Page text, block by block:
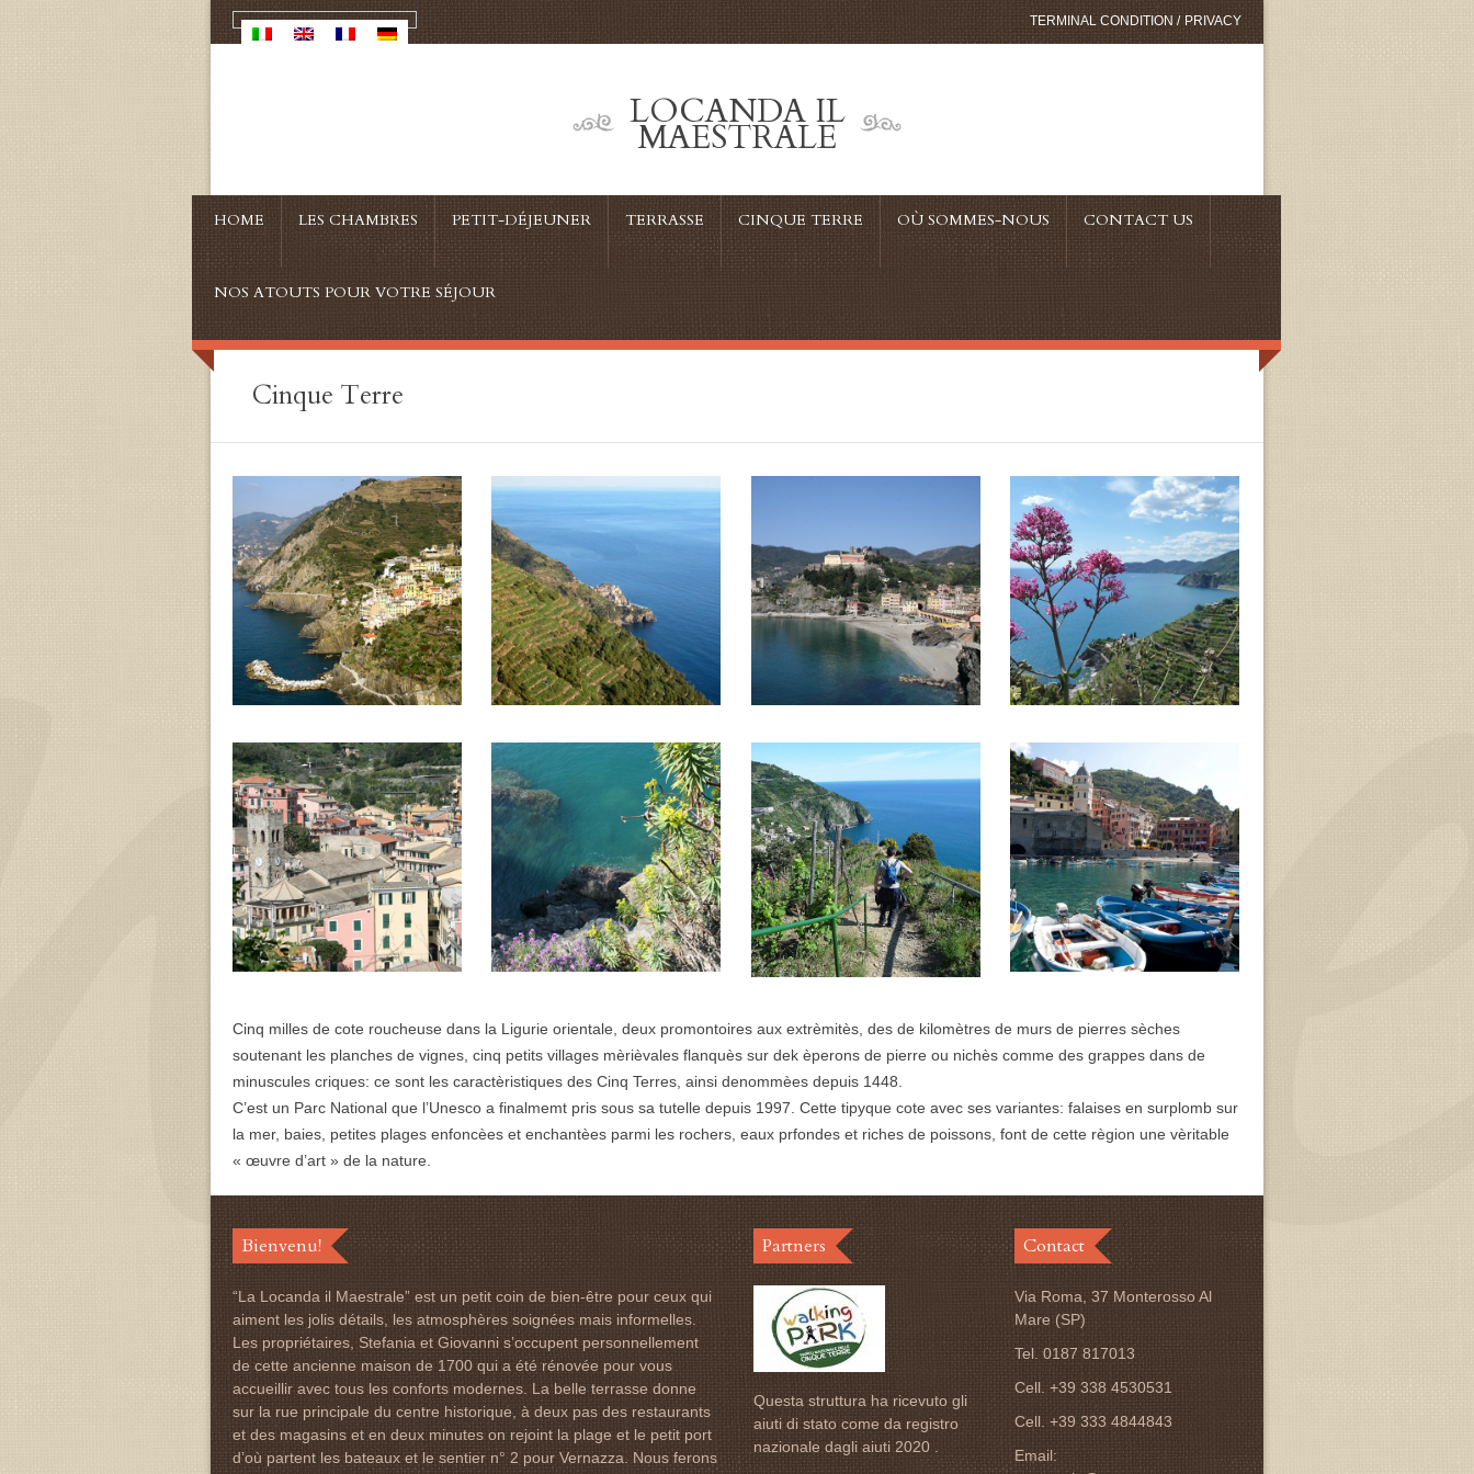
TERMINAL CONDITION / PRIVACY
LOCANDA IL
MAESTRALE
HOME LES CHAMBRES PETIT-DÉJEUNER TERRASSE CINQUE TERRE OÙ SOMMES-NOUS CONTACT US
NOS ATOUTS POUR VOTRE SÉJOUR
Cinque Terre
Cinq milles de cote roucheuse dans la Ligurie orientale, deux promontoires aux extrèmitès, des de kilomètres de murs de pierres sèches
soutenant les planches de vignes, cinq petits villages mèrièvales flanquès sur dek èperons de pierre ou nichès comme des grappes dans de
minuscules criques: ce sont les caractèristiques des Cinq Terres, ainsi denommèes depuis 1448.
C’est un Parc National que l’Unesco a finalmemt pris sous sa tutelle depuis 1997. Cette tipyque cote avec ses variantes: falaises en surplomb sur
la mer, baies, petites plages enfoncèes et enchantèes parmi les rochers, eaux prfondes et riches de poissons, font de cette règion une vèritable
« œuvre d’art » de la nature.
Bienvenu!
“La Locanda il Maestrale” est un petit coin de bien-être pour ceux qui
aiment les jolis détails, les atmosphères soignées mais informelles.
Les propriétaires, Stefania et Giovanni s’occupent personnellement
de cette ancienne maison de 1700 qui a été rénovée pour vous
accueillir avec tous les conforts modernes. La belle terrasse donne
sur la rue principale du centre historique, à deux pas des restaurants
et des magasins et en deux minutes on rejoint la plage et le petit port
d’où partent les bateaux et le sentier n° 2 pour Vernazza. Nous ferons
Partners
Questa struttura ha ricevuto gli
aiuti di stato come da registro
nazionale dagli aiuti 2020 .
Contact
Via Roma, 37 Monterosso Al
Mare (SP)
Tel. 0187 817013
Cell. +39 338 4530531
Cell. +39 333 4844843
Email: